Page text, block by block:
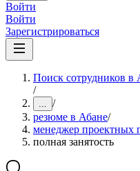
Войти
Войти
Зарегистрироваться
Поиск сотрудников в
/
... /
резюме в Абане/
менеджер проектных
полная занятость